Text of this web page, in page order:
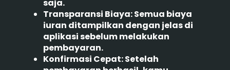
saja.
Transparansi Biaya:Semua biaya
iuran ditampilkan dengan jelas di
aplikasi sebelum melakukan
pembayaran.
Konfirmasi Cepat:Setelah